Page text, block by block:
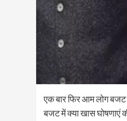
एक बार फिर आम लोग बजट
बजट में क्या खास घोषणाएं